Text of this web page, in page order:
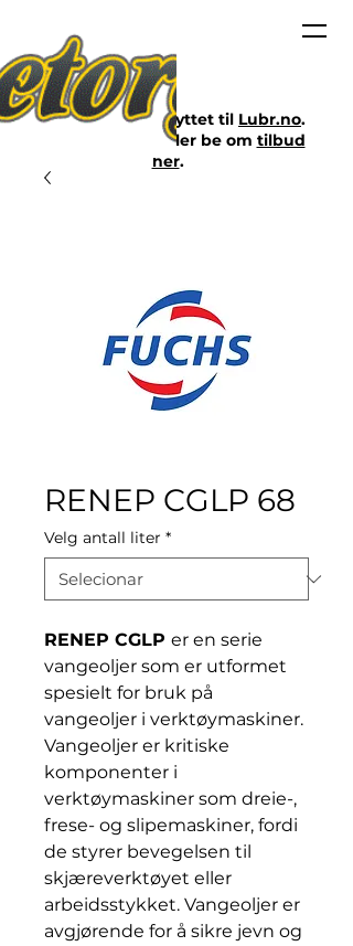
RENEP CGLP 68
Velg antall liter *
RENEP CGLP er en serie
vangeoljer som er utformet
spesielt for bruk på
vangeoljer i verktøymaskiner.
Vangeoljer er kritiske
komponenter i
verktøymaskiner som dreie-,
frese- og slipemaskiner, fordi
de styrer bevegelsen til
skjæreverktøyet eller
arbeidsstykket. Vangeoljer er
avgjørende for å sikre jevn og
Nettbutikken er flyttet til Lubr.no.
Klikk på lenken eller be om tilbud
her.